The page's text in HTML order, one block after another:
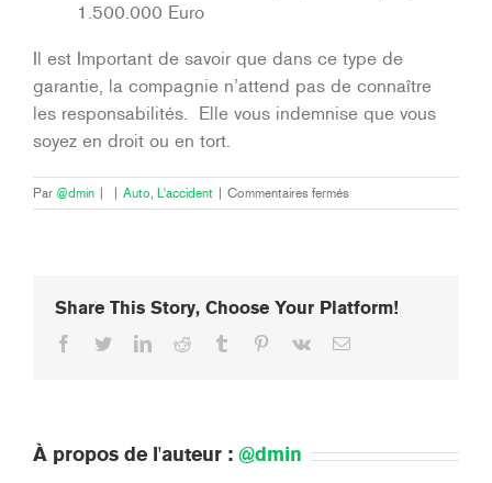
1.500.000 Euro
Il est Important de savoir que dans ce type de
garantie, la compagnie n’attend pas de connaître
les responsabilités. Elle vous indemnise que vous
soyez en droit ou en tort.
Par @dmin Auto, L'accident Commentaires ferméssur
Et
Share This Story, Choose Your Platform!
Facebook
TwitterLinkedInReddit Tumblr Pinterest
Vk Email
À propos de l'auteur : @dmin